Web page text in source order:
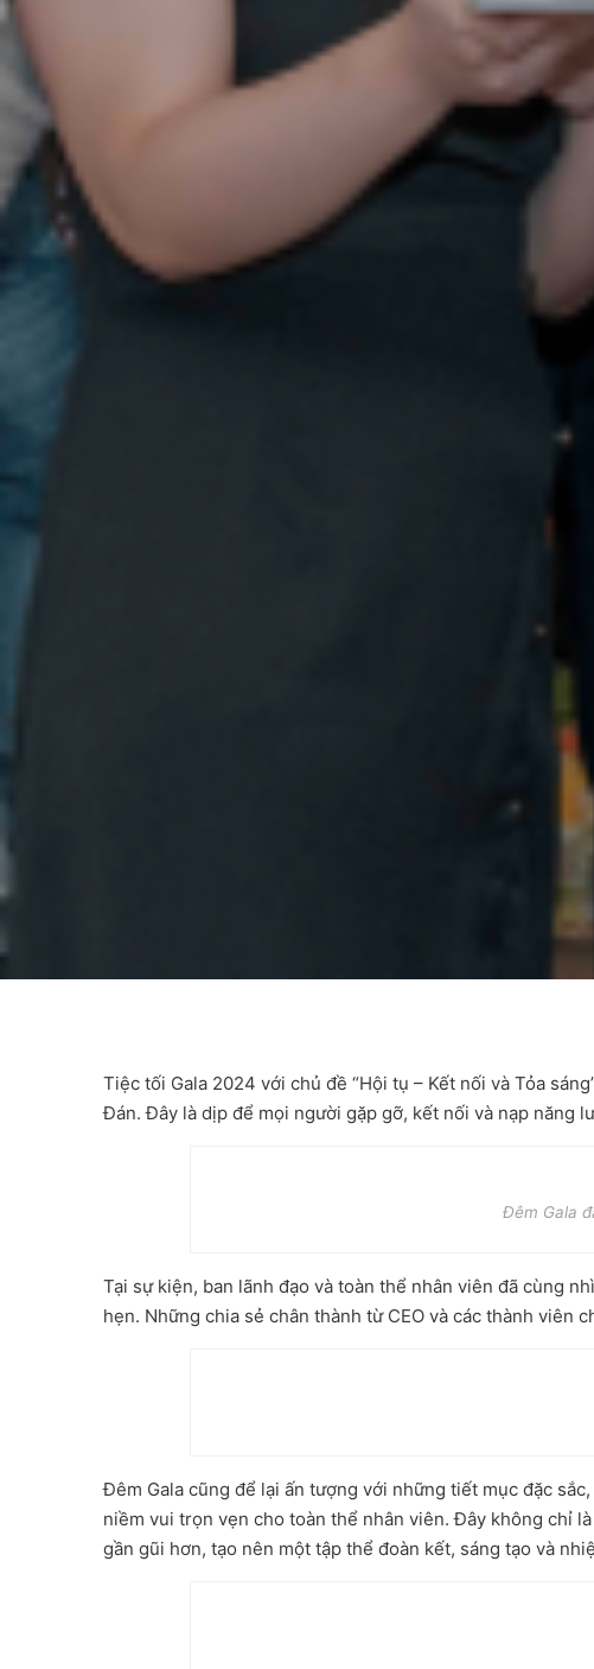
Tiệc tối Gala 2024 với chủ đề “Hội tụ – Kết nối và Tỏa
Đán. Đây là dịp để mọi người gặp gỡ, kết nối và nạp năng
Đêm Gala
Tại sự kiện, ban lãnh đạo và toàn thể nhân viên đã cùng
hẹn. Những chia sẻ chân thành từ CEO và các thành viên
Đêm Gala cũng để lại ấn tượng với những tiết mục đặc
niềm vui trọn vẹn cho toàn thể nhân viên. Đây không chỉ
gần gũi hơn, tạo nên một tập thể đoàn kết, sáng tạo và